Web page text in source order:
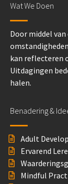
Wat We Doen
Door middel
kan reflecteren
Uitdagingen
halen.
Benadering &
Adult
Ervarend
Mindful